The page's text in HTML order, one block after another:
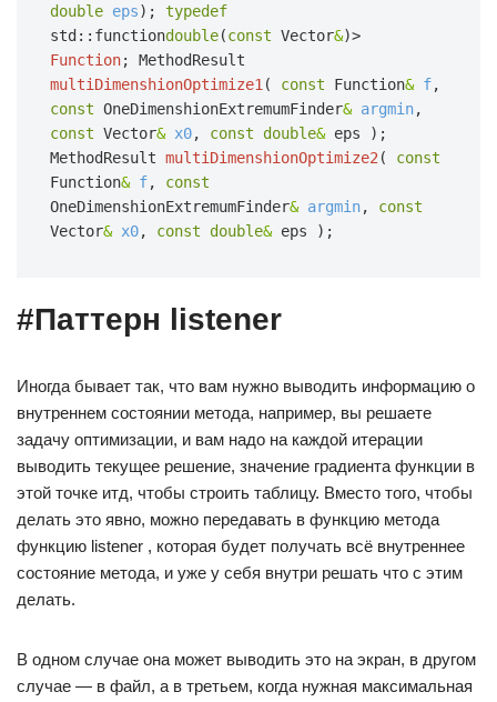
double eps);
typedef
std::functiondouble(const Vector&)>
Function;
MethodResult
multiDimenshionOptimize1 ( const Function& f,
const OneDimenshionExtremumFinder& argmin,
const Vector& x0, const double& eps
);
MethodResult multiDimenshionOptimize2 (
const
Function& f,
const
OneDimenshionExtremumFinder& argmin,
const
Vector& x0, const double& eps );
#Паттерн listener
Иногда бывает так, что вам нужно выводить информацию о
внутреннем состоянии метода, например, вы решаете
задачу оптимизации, и вам надо на каждой итерации
выводить текущее решение, значение градиента функции в
этой точке итд, чтобы строить таблицу. Вместо того, чтобы
делать это явно, можно передавать в функцию метода
функцию listener , которая будет получать всё внутреннее
состояние метода, и уже у себя внутри решать что с этим
делать.
В одном случае она может выводить это на экран, в другом
случае — в файл, а в третьем, когда нужная максимальная